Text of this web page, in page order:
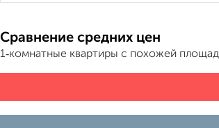
Сравнение средних цен
1‑комнатные квартиры с похожей